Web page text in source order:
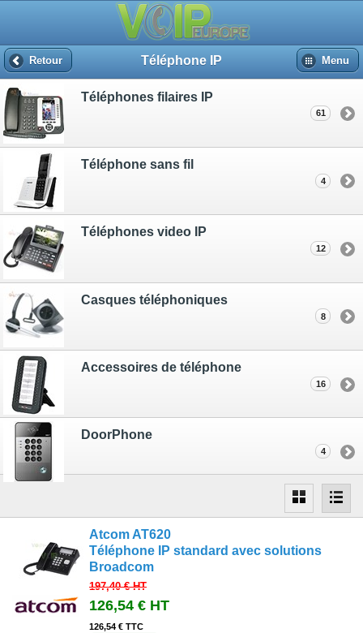
Retour Téléphone IP Menu
Téléphones filaires IP
61
Téléphone sans fil
4
Téléphones video IP
12
Casques téléphoniques
8
Accessoires de téléphone
16
DoorPhone
4
Atcom AT620
Téléphone IP standard avec solutions
Broadcom
197,40 €HT
126,54 € HT
126,54 € TTC